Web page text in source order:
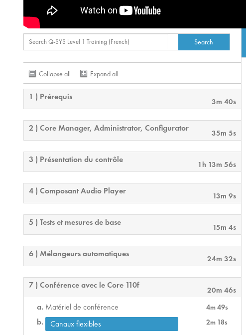
Collapse all Expand all
1 ) Prérequis 3m 40s
2 ) Core Manager, Administrator, Configurator 35m 5s
3 ) Présentation du contrôle 1h 13m 56s
4 ) Composant Audio Player 13m 9s
5 ) Tests et mesures de base 15m 4s
6 ) Mélangeurs automatiques 24m 32s
7 ) Conférence avec le Core 110f 20m 46s
Matériel de conférence 4m 49s
Canaux flexibles 2m 18s